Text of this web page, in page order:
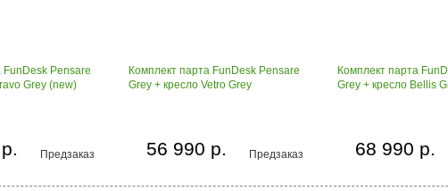
FunDesk Pensare
Grey (new)
Предзаказ
Комплект парта FunDesk Pensare
Grey + кресло Vetro Grey
Предзаказ
56 990 р.
Комплект парта
Grey + кресло Bellis
68 990 р.